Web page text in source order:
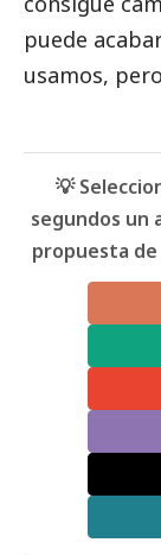
puede
usamos,
💡
segundos un
propuesta